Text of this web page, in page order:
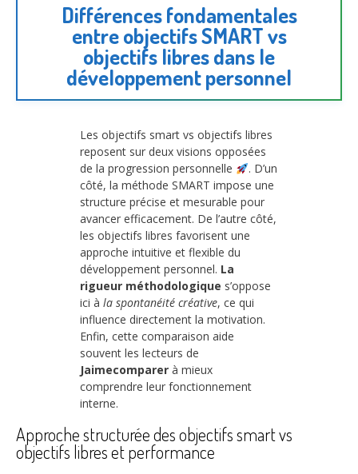
Différences fondamentales
entre objectifs SMART vs
objectifs libres dans le
développement personnel
Les objectifs smart vs objectifs libres
reposent sur deux visions opposées
de la progression personnelle
. D’un
côté, la méthode SMART impose une
structure précise et mesurable pour
avancer efficacement. De l’autre côté,
les objectifs libres favorisent une
approche intuitive et flexible du
développement personnel. La
rigueur méthodologique s’oppose
ici à la spontanéité créative, ce qui
influence directement la motivation.
Enfin, cette comparaison aide
souvent les lecteurs de
Jaimecomparer à mieux
comprendre leur fonctionnement
interne.
Approche structurée des objectifs smart vs
objectifs libres et performance